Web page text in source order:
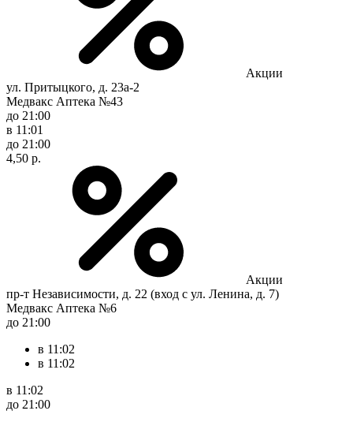
Акции
ул. Притыцкого, д. 23а-2
Медвакс Аптека №43
до 21:00
в 11:01
до 21:00
4,50 р.
Акции
пр-т Независимости, д. 22 (вход с ул. Ленина, д. 7)
Медвакс Аптека №6
до 21:00
в 11:02
в 11:02
в 11:02
до 21:00